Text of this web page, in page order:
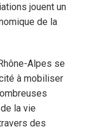
jouent un
de la
Alpes se
à mobiliser
la vie
des